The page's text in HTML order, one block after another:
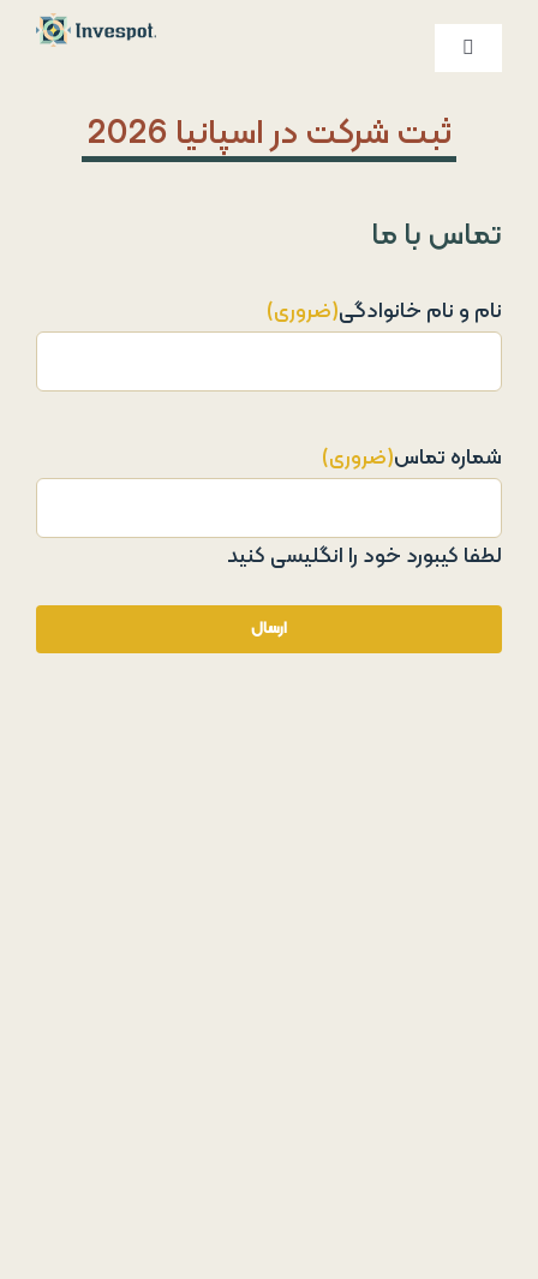
Skip
کنترلر
ثبت شرکت در اسپانیا 2026
تماس با ما
نام و نام خانوادگی(ضروری)
شماره تماس(ضروری)
لطفا کیبورد خود را انگلیسی کنید